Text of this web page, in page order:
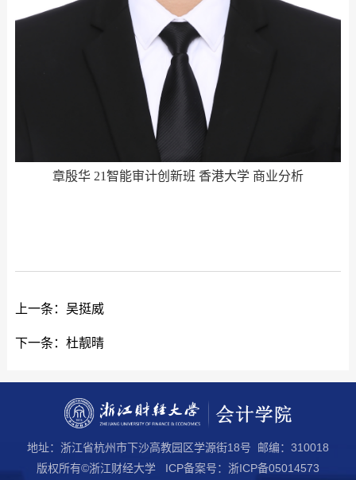
章殷华 21智能审计创新班 香港大学 商业分析
上一条： 吴挺威
下一条： 杜靓晴
地址：浙江省杭州市下沙高教园区学源街18号 邮编：310018
版权所有©浙江财经大学 ICP备案号：浙ICP备05014573